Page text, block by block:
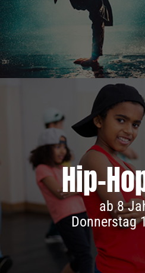
Hip-
ab 8
Donnerstag
Infos &